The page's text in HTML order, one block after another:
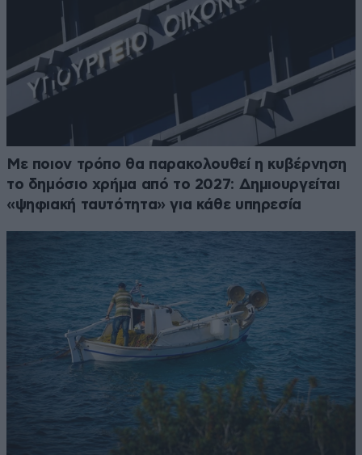
Με ποιον τρόπο θα παρακολουθεί η κυβέρνηση
το δημόσιο χρήμα από το 2027: Δημιουργείται
«ψηφιακή ταυτότητα» για κάθε υπηρεσία